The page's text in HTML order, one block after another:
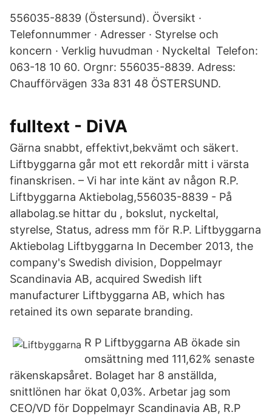
556035-8839 (Östersund). Översikt ·
Telefonnummer · Adresser · Styrelse och
koncern · Verklig huvudman · Nyckeltal Telefon:
063-18 10 60. Orgnr: 556035-8839. Adress:
Chaufförvägen 33a 831 48 ÖSTERSUND.
fulltext - DiVA
Gärna snabbt, effektivt,bekvämt och säkert.
Liftbyggarna går mot ett rekordår mitt i värsta
finanskrisen. – Vi har inte känt av någon R.P.
Liftbyggarna Aktiebolag,556035-8839 - På
allabolag.se hittar du , bokslut, nyckeltal,
styrelse, Status, adress mm för R.P. Liftbyggarna
Aktiebolag Liftbyggarna In December 2013, the
company's Swedish division, Doppelmayr
Scandinavia AB, acquired Swedish lift
manufacturer Liftbyggarna AB, which has
retained its own separate branding.
R P Liftbyggarna AB ökade sin
omsättning med 111,62% senaste
räkenskapsåret. Bolaget har 8 anställda,
snittlönen har ökat 0,03%. Arbetar jag som
CEO/VD för Doppelmayr Scandinavia AB, R.P